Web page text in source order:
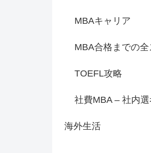
MBAキャリア
MBA合格までの
TOEFL攻略
社費MBA – 社内
海外生活